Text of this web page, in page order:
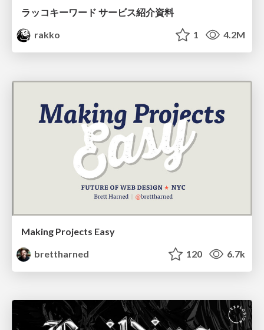
ラッコキーワード サービス紹介資料
rakko
1 4.2M
Making Projects Easy
brettharned
120 6.7k